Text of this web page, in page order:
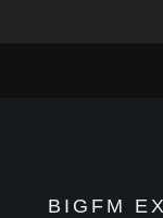
BIGFM